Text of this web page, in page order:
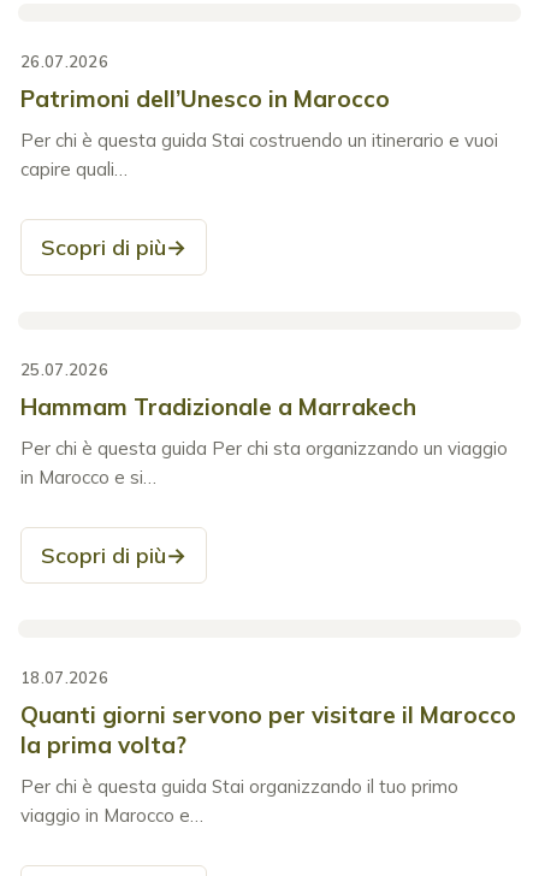
26.07.2026
Patrimoni dell’Unesco in Marocco
Per chi è questa guida Stai costruendo un itinerario e vuoi
capire quali…
Scopri di più→
25.07.2026
Hammam Tradizionale a Marrakech
Per chi è questa guida Per chi sta organizzando un viaggio
in Marocco e si…
Scopri di più→
18.07.2026
Quanti giorni servono per visitare il Marocco
la prima volta?
Per chi è questa guida Stai organizzando il tuo primo
viaggio in Marocco e…